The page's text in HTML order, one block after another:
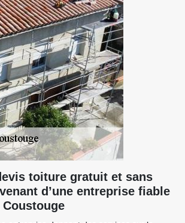
toiture gratuit et sans
d’une entreprise fiable